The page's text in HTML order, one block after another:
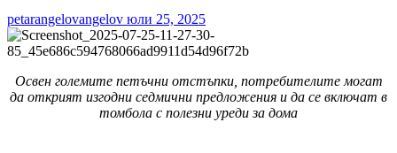
petarangelovangelov юли 25, 2025
Освен големите петъчни отстъпки, потребителите могат
да открият изгодни седмични предложения и да се включат в
томбола с полезни уреди за дома